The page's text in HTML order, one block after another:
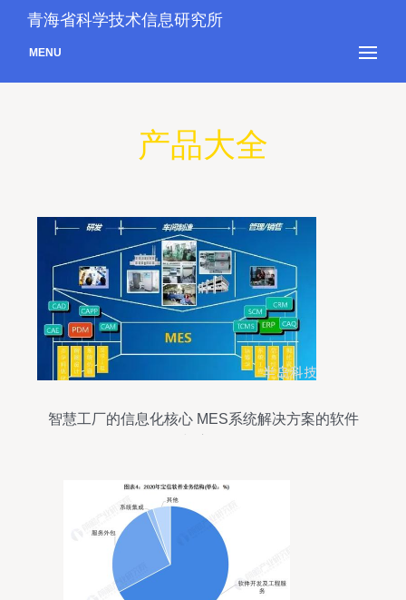
青海省科学技术信息研究所
MENU
产品大全
智慧工厂的信息化核心 MES系统解决方案的软件